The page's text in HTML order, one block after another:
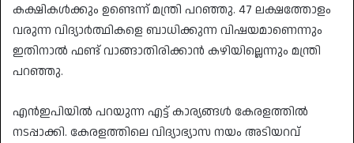
കക്ഷികള്‍ക്കും ഉണ്ടെന്ന് മന്ത്രി പറഞ്ഞു. 47 ലക്ഷത്തോളം
വരുന്ന വിദ്യാർത്ഥികളെ ബാധിക്കുന്ന വിഷയമാണെന്നും
ഇതിനാൽ ഫണ്ട് വാങ്ങാതിരിക്കാൻ കഴിയില്ലെന്നും മന്ത്രി
പറഞ്ഞു.
എൻഇപിയിൽ പറയുന്ന എട്ട് കാര്യങ്ങൾ കേരളത്തിൽ
നടപ്പാക്കി. കേരളത്തിലെ വിദ്യാഭ്യാസ നയം അടിയറവ്